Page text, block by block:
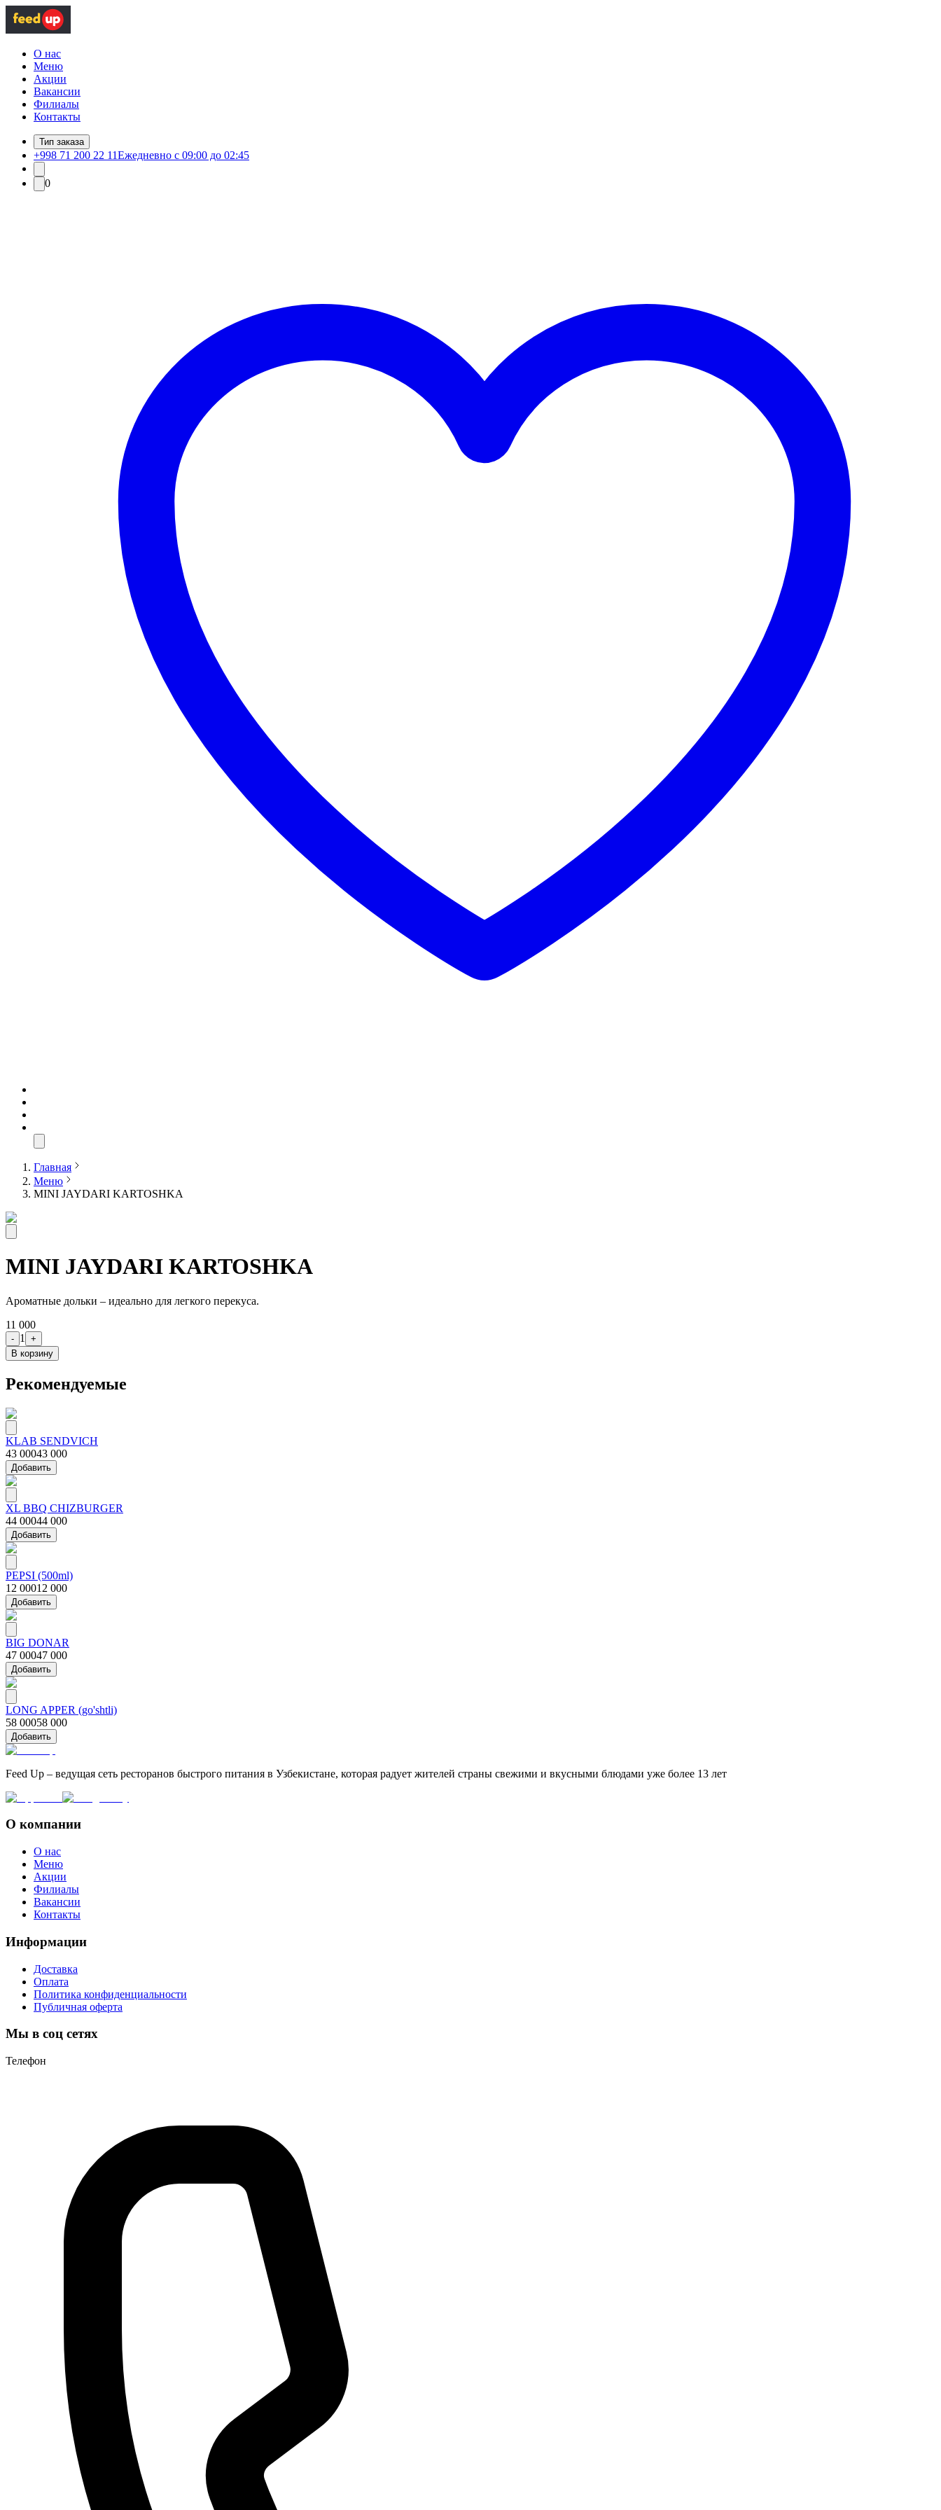
О нас
Меню
Акции
Вакансии
Филиалы
Контакты
Тип заказа
+998 71 200 22 11Ежедневно с 09:00 до 02:45
0
Главная
Меню
MINI JAYDARI KARTOSHKA
MINI JAYDARI KARTOSHKA
Ароматные дольки – идеально для легкого перекуса.
11 000
- 1
+
В корзину
Рекомендуемые
KLAB SENDVICH
43 00043 000
Добавить
XL BBQ CHIZBURGER
44 00044 000
Добавить
PEPSI (500ml)
12 00012 000
Добавить
BIG DONAR
47 00047 000
Добавить
LONG APPER (go'shtli)
58 00058 000
Добавить
Feed Up – ведущая сеть ресторанов быстрого питания в Узбекистане, которая радует жителей страны свежими и вкусными блюдами уже более 13 лет
О компании
О нас
Меню
Акции
Филиалы
Вакансии
Контакты
Информации
Доставка
Оплата
Политика конфиденциальности
Публичная оферта
Мы в соц сетях
Телефон